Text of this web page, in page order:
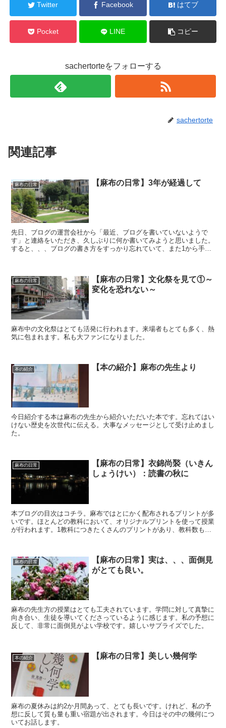
Twitter Facebook はてブ
Pocket LINE コピー
sachertorteをフォローする
sachertorte
関連記事
麻布の日常 【麻布の日常】3年が経過して
先日、ブログの運営会社から「最近、ブログを書いていないようで
す」と連絡をいただき、久しぶりに何か書いてみようと思いました。
すると、、、ブログの書き方をすっかり忘れていて、また1から手探
麻布の日常
【麻布の日常】文化祭を見て①～
変化を恐れない～
麻布中の文化祭はとても活発に行われます。来場者もとても多く、熱
気に包まれます。私も大ファンになりました。
本の紹介 【本の紹介】麻布の先生より
今日紹介する本は麻布の先生から紹介いただいた本です。忘れてはい
けない歴史を次世代に伝える。大事なメッセージとして受け止めまし
た。
麻布の日常
【麻布の日常】衣錦尚褧（いきん
しょうけい）：読書の秋に
本ブログの目次はコチラ。麻布ではとにかく配布されるプリントが多
いです。ほとんどの教科において、オリジナルプリントを使って授業
が行われます。1教科につきたくさんのプリントがあり、教科数も多
麻布の日常
【麻布の日常】実は、、、面倒見
がとても良い。
麻布の先生方の授業はとても工夫されています。学問に対して真摯に
向き合い、生徒を導いてくださっているように感じます。私の予想に
反して、非常に面倒見がよい学校です。嬉しいサプライズでした。
本の紹介 【麻布の日常】美しい幾何学
麻布の夏休みは約2か月間あって、とても長いです。けれど、私の予
想に反して質も量も重い宿題が出されます。今日はその中の幾何につ
いてお話します。